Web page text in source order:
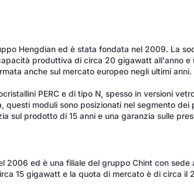
Hengdian ed è stata fondata nel 2009. La
produttiva di circa 20 gigawatt all'anno
anche sul mercato europeo negli ultimi anni.
PERC e di tipo N, spesso in versioni
questi moduli sono posizionati nel segmento dei
sul prodotto di 15 anni e una garanzia sulle
2006 ed è una filiale del gruppo Chint con sede
15 gigawatt e la quota di mercato è di circa il